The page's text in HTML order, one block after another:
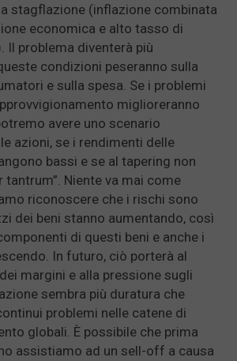
stagflazione (inflazione combinata
economica e alto tasso di
Il problema diventerà più
condizioni peseranno sulla
e sulla spesa. Se i problemi
miglioreranno
avere uno scenario
azioni, se i rendimenti delle
bassi e se al tapering non
tantrum”. Niente va mai come
riconoscere che i rischi sono
dei beni stanno aumentando, così
di questi beni e anche i
In futuro, ciò porterà al
margini e alla pressione sugli
sembra più duratura che
problemi nelle catene di
globali. È possibile che prima
assistiamo ad un sell-off a causa